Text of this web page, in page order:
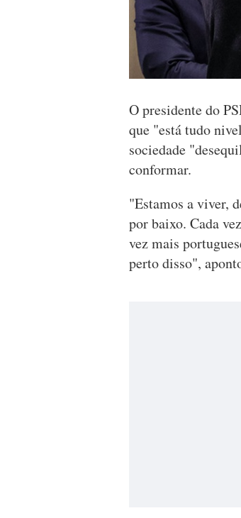
O presidente do
que "está tudo
sociedade
conformar.
"Estamos a viver,
por baixo. Cada
vez mais
perto disso",